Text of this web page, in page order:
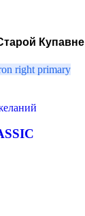
Купавне